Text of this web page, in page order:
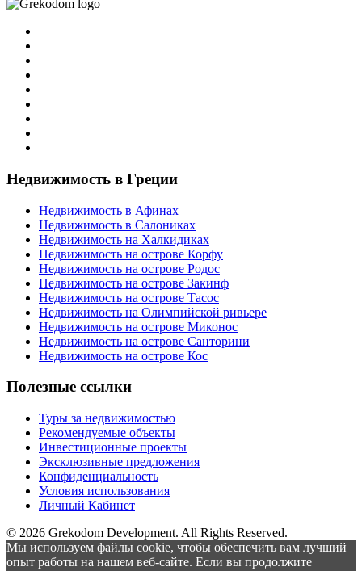
Недвижимость в Греции
Недвижимость в Афинах
Недвижимость в Салониках
Недвижимость на Халкидиках
Недвижимость на острове Корфу
Недвижимость на острове Родос
Недвижимость на острове Закинф
Недвижимость на острове Тасос
Недвижимость на Олимпийской ривьере
Недвижимость на острове Миконос
Недвижимость на острове Санторини
Недвижимость на острове Кос
Полезные ссылки
Туры за недвижимостью
Рекомендуемые объекты
Инвестиционные проекты
Эксклюзивные предложения
Конфиденциальность
Условия использования
Личный Кабинет
© 2026 Grekodom Development. All Rights Reserved.
Мы используем файлы cookie, чтобы обеспечить вам лучший
опыт работы на нашем веб-сайте. Если вы продолжите